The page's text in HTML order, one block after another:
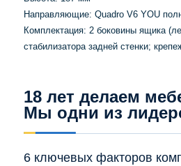
Направляющие: Quadro V6 YOU
Комплектация: 2 боковины ящика
стабилизатора задней стенки;
18 лет делаем
Мы одни из
6 ключевых факторов